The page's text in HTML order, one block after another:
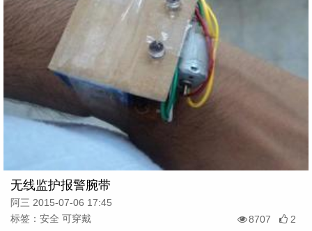
无线监护报警腕带
阿三 2015-07-06 17:45
标签：安全 可穿戴
8707 2